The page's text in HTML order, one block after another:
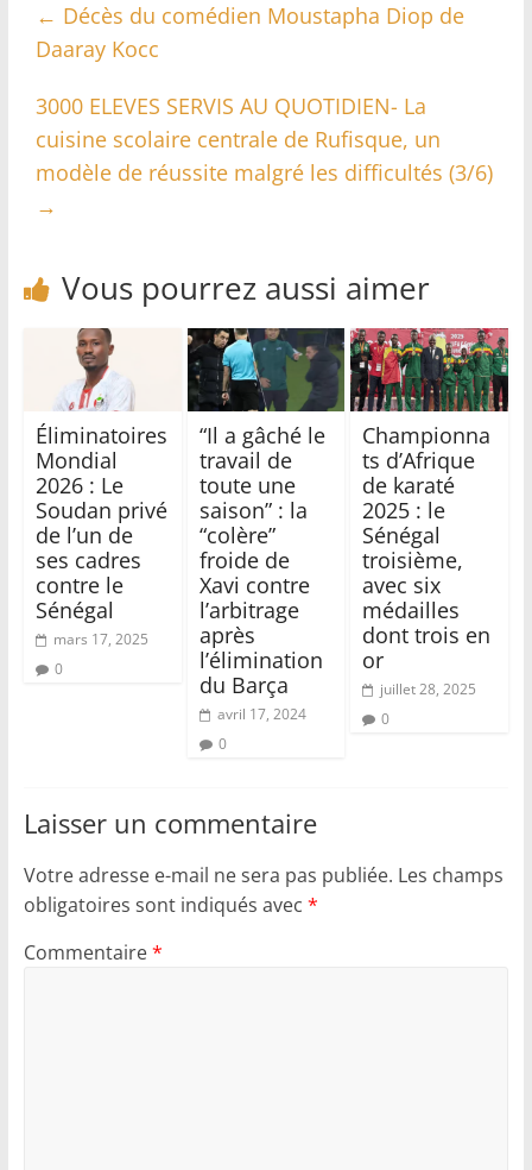
← Décès du comédien Moustapha Diop de
Daaray Kocc
3000 ELEVES SERVIS AU QUOTIDIEN- La
cuisine scolaire centrale de Rufisque, un
modèle de réussite malgré les difficultés (3/6)
→
Vous pourrez aussi aimer
Éliminatoires
Mondial
2026 : Le
Soudan privé
de l’un de
ses cadres
contre le
Sénégal
mars 17, 2025
0
“Il a gâché le
travail de
toute une
saison” : la
“colère”
froide de
Xavi contre
l’arbitrage
après
l’élimination
du Barça
avril 17, 2024
0
Championna
ts d’Afrique
de karaté
2025 : le
Sénégal
troisième,
avec six
médailles
dont trois en
or
juillet 28, 2025
0
Laisser un commentaire
Votre adresse e-mail ne sera pas publiée. Les champs
obligatoires sont indiqués avec *
Commentaire*